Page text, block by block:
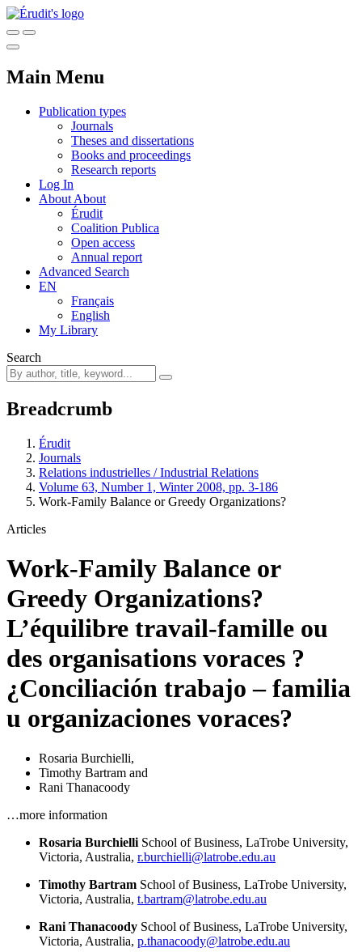
Main Menu
Publication types
Journals
Theses and dissertations
Books and proceedings
Research reports
Log In
About About
Érudit
Coalition Publica
Open access
Annual report
Advanced Search
EN
Français
English
My Library
Search
Breadcrumb
Érudit
Journals
Relations industrielles / Industrial Relations
Volume 63, Number 1, Winter 2008, pp. 3-186
Work-Family Balance or Greedy Organizations?
Articles
Work-Family Balance or
Greedy Organizations?
L’équilibre travail-famille ou
des organisations voraces ?
¿Conciliación trabajo – familia
u organizaciones voraces?
Rosaria Burchielli,
Timothy Bartram and
Rani Thanacoody
…more information
Rosaria Burchielli School of Business, LaTrobe University,
Victoria, Australia, r.burchielli@latrobe.edu.au
Timothy Bartram School of Business, LaTrobe University,
Victoria, Australia, t.bartram@latrobe.edu.au
Rani Thanacoody School of Business, LaTrobe University,
Victoria, Australia, p.thanacoody@latrobe.edu.au